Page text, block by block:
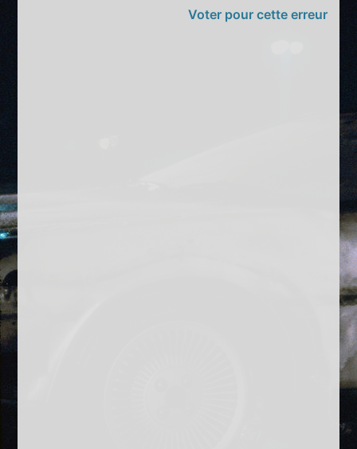
Voter pour cette erreur